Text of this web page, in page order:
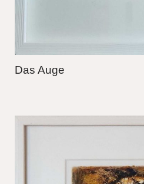
Das Auge